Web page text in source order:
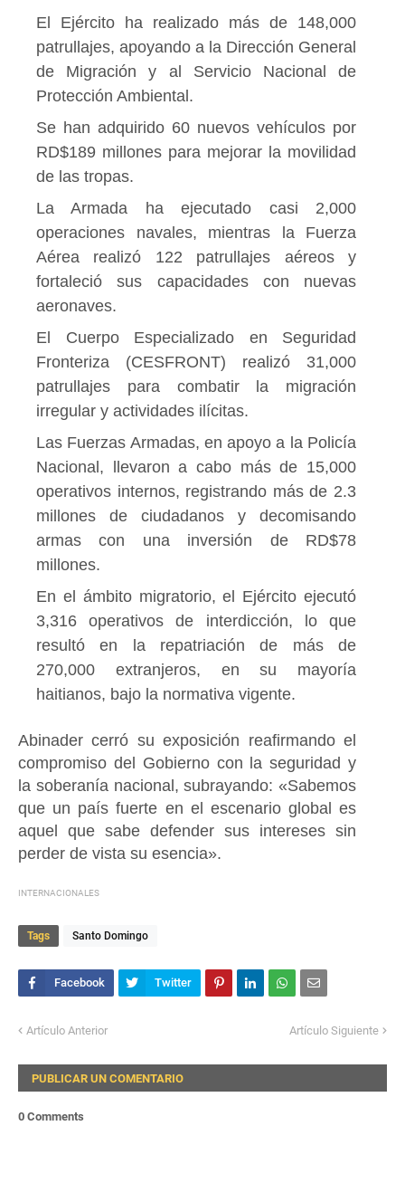
El Ejército ha realizado más de 148,000
patrullajes, apoyando a la Dirección General
de Migración y al Servicio Nacional de
Protección Ambiental.
Se han adquirido 60 nuevos vehículos por
RD$189 millones para mejorar la movilidad
de las tropas.
La Armada ha ejecutado casi 2,000
operaciones navales, mientras la Fuerza
Aérea realizó 122 patrullajes aéreos y
fortaleció sus capacidades con nuevas
aeronaves.
El Cuerpo Especializado en Seguridad
Fronteriza (CESFRONT) realizó 31,000
patrullajes para combatir la migración
irregular y actividades ilícitas.
Las Fuerzas Armadas, en apoyo a la Policía
Nacional, llevaron a cabo más de 15,000
operativos internos, registrando más de 2.3
millones de ciudadanos y decomisando
armas con una inversión de RD$78
millones.
En el ámbito migratorio, el Ejército ejecutó
3,316 operativos de interdicción, lo que
resultó en la repatriación de más de
270,000 extranjeros, en su mayoría
haitianos, bajo la normativa vigente.
Abinader cerró su exposición reafirmando el
compromiso del Gobierno con la seguridad y
la soberanía nacional, subrayando: «Sabemos
que un país fuerte en el escenario global es
aquel que sabe defender sus intereses sin
perder de vista su esencia».
INTERNACIONALES
Tags Santo Domingo
Artículo Anterior Artículo Siguiente
PUBLICAR UN COMENTARIO
0 Comments